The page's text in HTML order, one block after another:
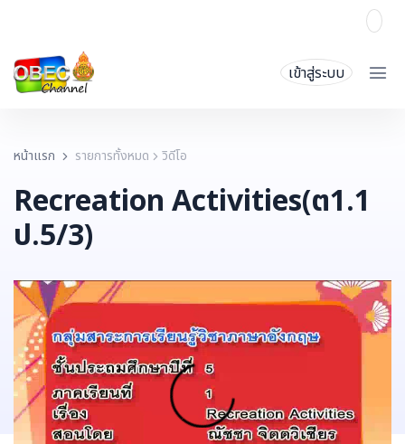
เข้าสู่ระบบ
หน้าแรก รายการทั้งหมด วิดีโอ
Recreation Activities(ต1.1
ป.5/3)